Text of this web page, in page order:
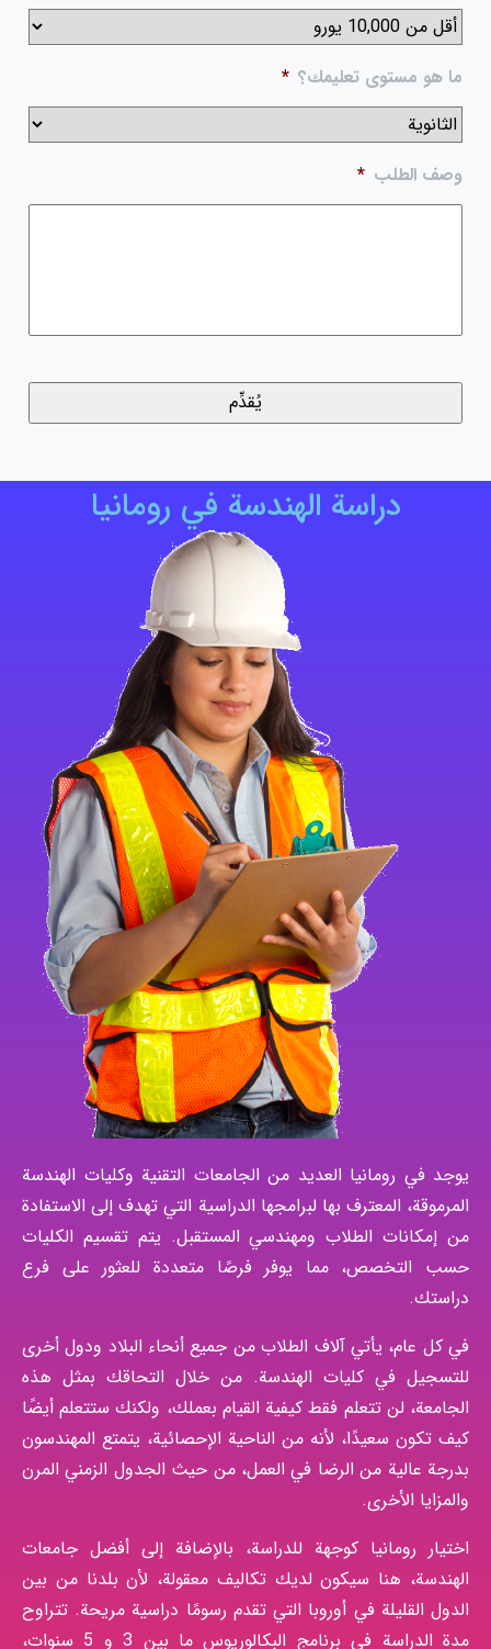
ما هو مستوى تعليمك؟ *
وصف الطلب *
دراسة الهندسة في رومانيا
يوجد في رومانيا العديد من الجامعات التقنية وكليات الهندسة
المرموقة، المعترف بها لبرامجها الدراسية التي تهدف إلى الاستفادة
من إمكانات الطلاب ومهندسي المستقبل. يتم تقسيم الكليات
حسب التخصص، مما يوفر فرصًا متعددة للعثور على فرع
دراستك.
في كل عام، يأتي آلاف الطلاب من جميع أنحاء البلاد ودول أخرى
للتسجيل في كليات الهندسة. من خلال التحاقك بمثل هذه
الجامعة، لن تتعلم فقط كيفية القيام بعملك، ولكنك ستتعلم أيضًا
كيف تكون سعيدًا، لأنه من الناحية الإحصائية، يتمتع المهندسون
بدرجة عالية من الرضا في العمل، من حيث الجدول الزمني المرن
والمزايا الأخرى.
اختيار رومانيا كوجهة للدراسة، بالإضافة إلى أفضل جامعات
الهندسة، هنا سيكون لديك تكاليف معقولة، لأن بلدنا من بين
الدول القليلة في أوروبا التي تقدم رسومًا دراسية مريحة. تتراوح
مدة الدراسة في برنامج البكالوريوس ما بين 3 و 5 سنوات،